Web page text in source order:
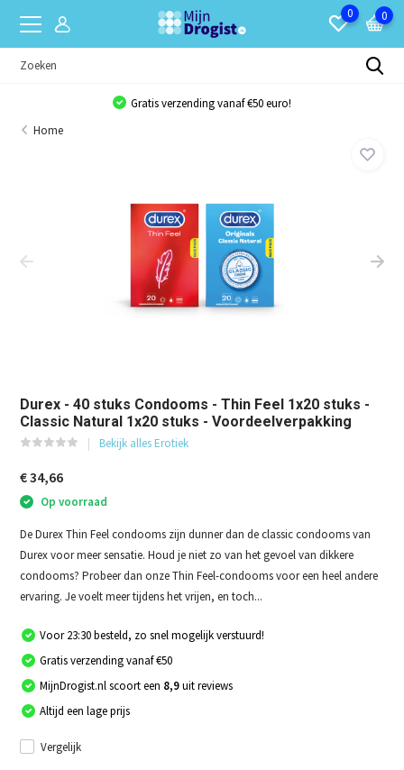
0 0
Gratis verzending vanaf €50 euro!
Home
Durex - 40 stuks Condooms - Thin Feel 1x20 stuks -
Classic Natural 1x20 stuks - Voordeelverpakking
Bekijk alles Erotiek
€ 34,66
Op voorraad
De Durex Thin Feel condooms zijn dunner dan de classic condooms van
Durex voor meer sensatie. Houd je niet zo van het gevoel van dikkere
condooms? Probeer dan onze Thin Feel-condooms voor een heel andere
ervaring. Je voelt meer tijdens het vrijen, en toch...
Voor 23:30 besteld, zo snel mogelijk verstuurd!
Gratis verzending vanaf €50
MijnDrogist.nl scoort een 8,9uit reviews
Altijd een lage prijs
Vergelijk